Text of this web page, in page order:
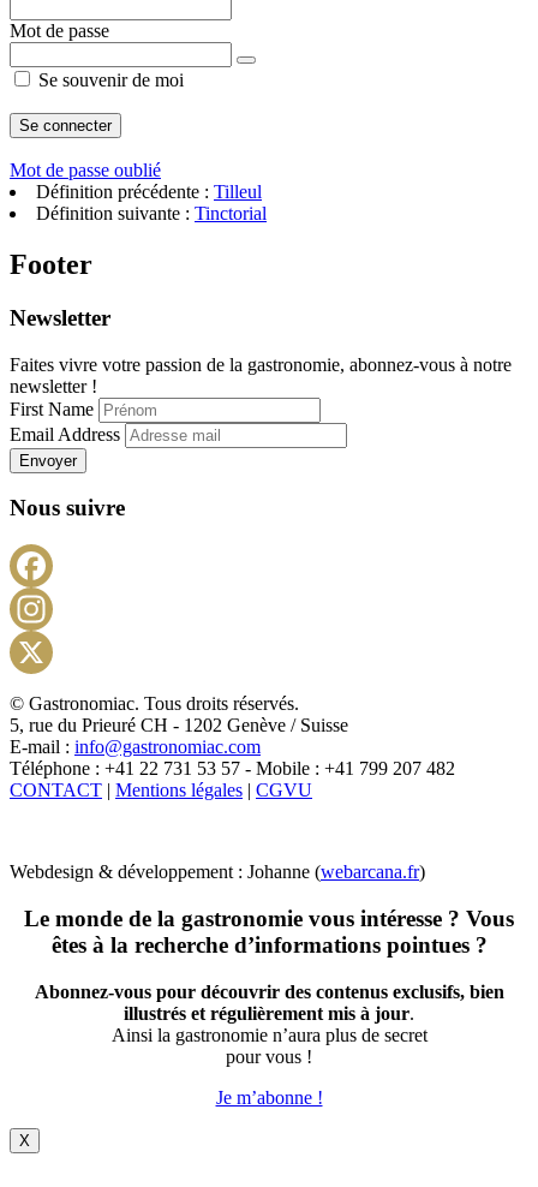
Mot de passe
Se souvenir de moi
Mot de passe oublié
Définition précédente : Tilleul
Définition suivante : Tinctorial
Footer
Newsletter
Faites vivre votre passion de la gastronomie, abonnez-vous à notre
newsletter !
First Name
Email Address
Envoyer
Nous suivre
X
© Gastronomiac. Tous droits réservés.
5, rue du Prieuré CH - 1202 Genève / Suisse
E-mail : info@gastronomiac.com
Téléphone : +41 22 731 53 57 - Mobile : +41 799 207 482
CONTACT | Mentions légales | CGVU
Webdesign & développement : Johanne (webarcana.fr)
Le monde de la gastronomie vous intéresse ? Vous
êtes à la recherche d’informations pointues ?
Abonnez-vous pour découvrir des contenus exclusifs, bien
illustrés et régulièrement mis à jour.
Ainsi la gastronomie n’aura plus de secret
pour vous !
Je m’abonne !
X